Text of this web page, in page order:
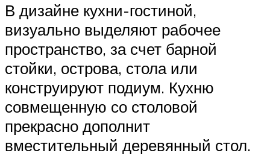
В дизайне кухни-гостиной,
визуально выделяют рабочее
пространство, за счет барной
стойки, острова, стола или
конструируют подиум. Кухню
совмещенную со столовой
прекрасно дополнит
вместительный деревянный стол.